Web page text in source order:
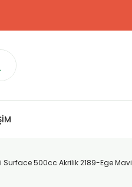
Surface 500cc Akrilik 2189-Ege Mavi